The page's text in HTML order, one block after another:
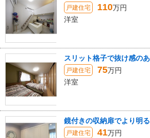
戸建住宅 110万円
洋室
スリット格子で抜け感の
戸建住宅 75万円
洋室
鏡付きの収納扉でより明
戸建住宅 41万円